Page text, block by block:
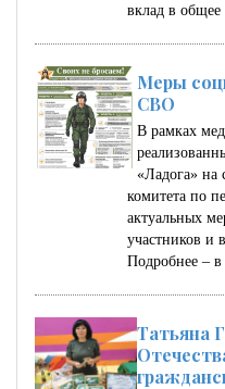
вклад в общее
Меры
СВО
В рамках
«Ладога» на
комитета по
актуальных
участников и
Подробнее –
Татьяна